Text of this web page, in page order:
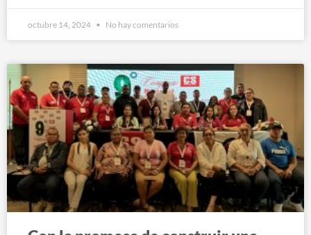
octubre 14, 2024 No hay comentarios